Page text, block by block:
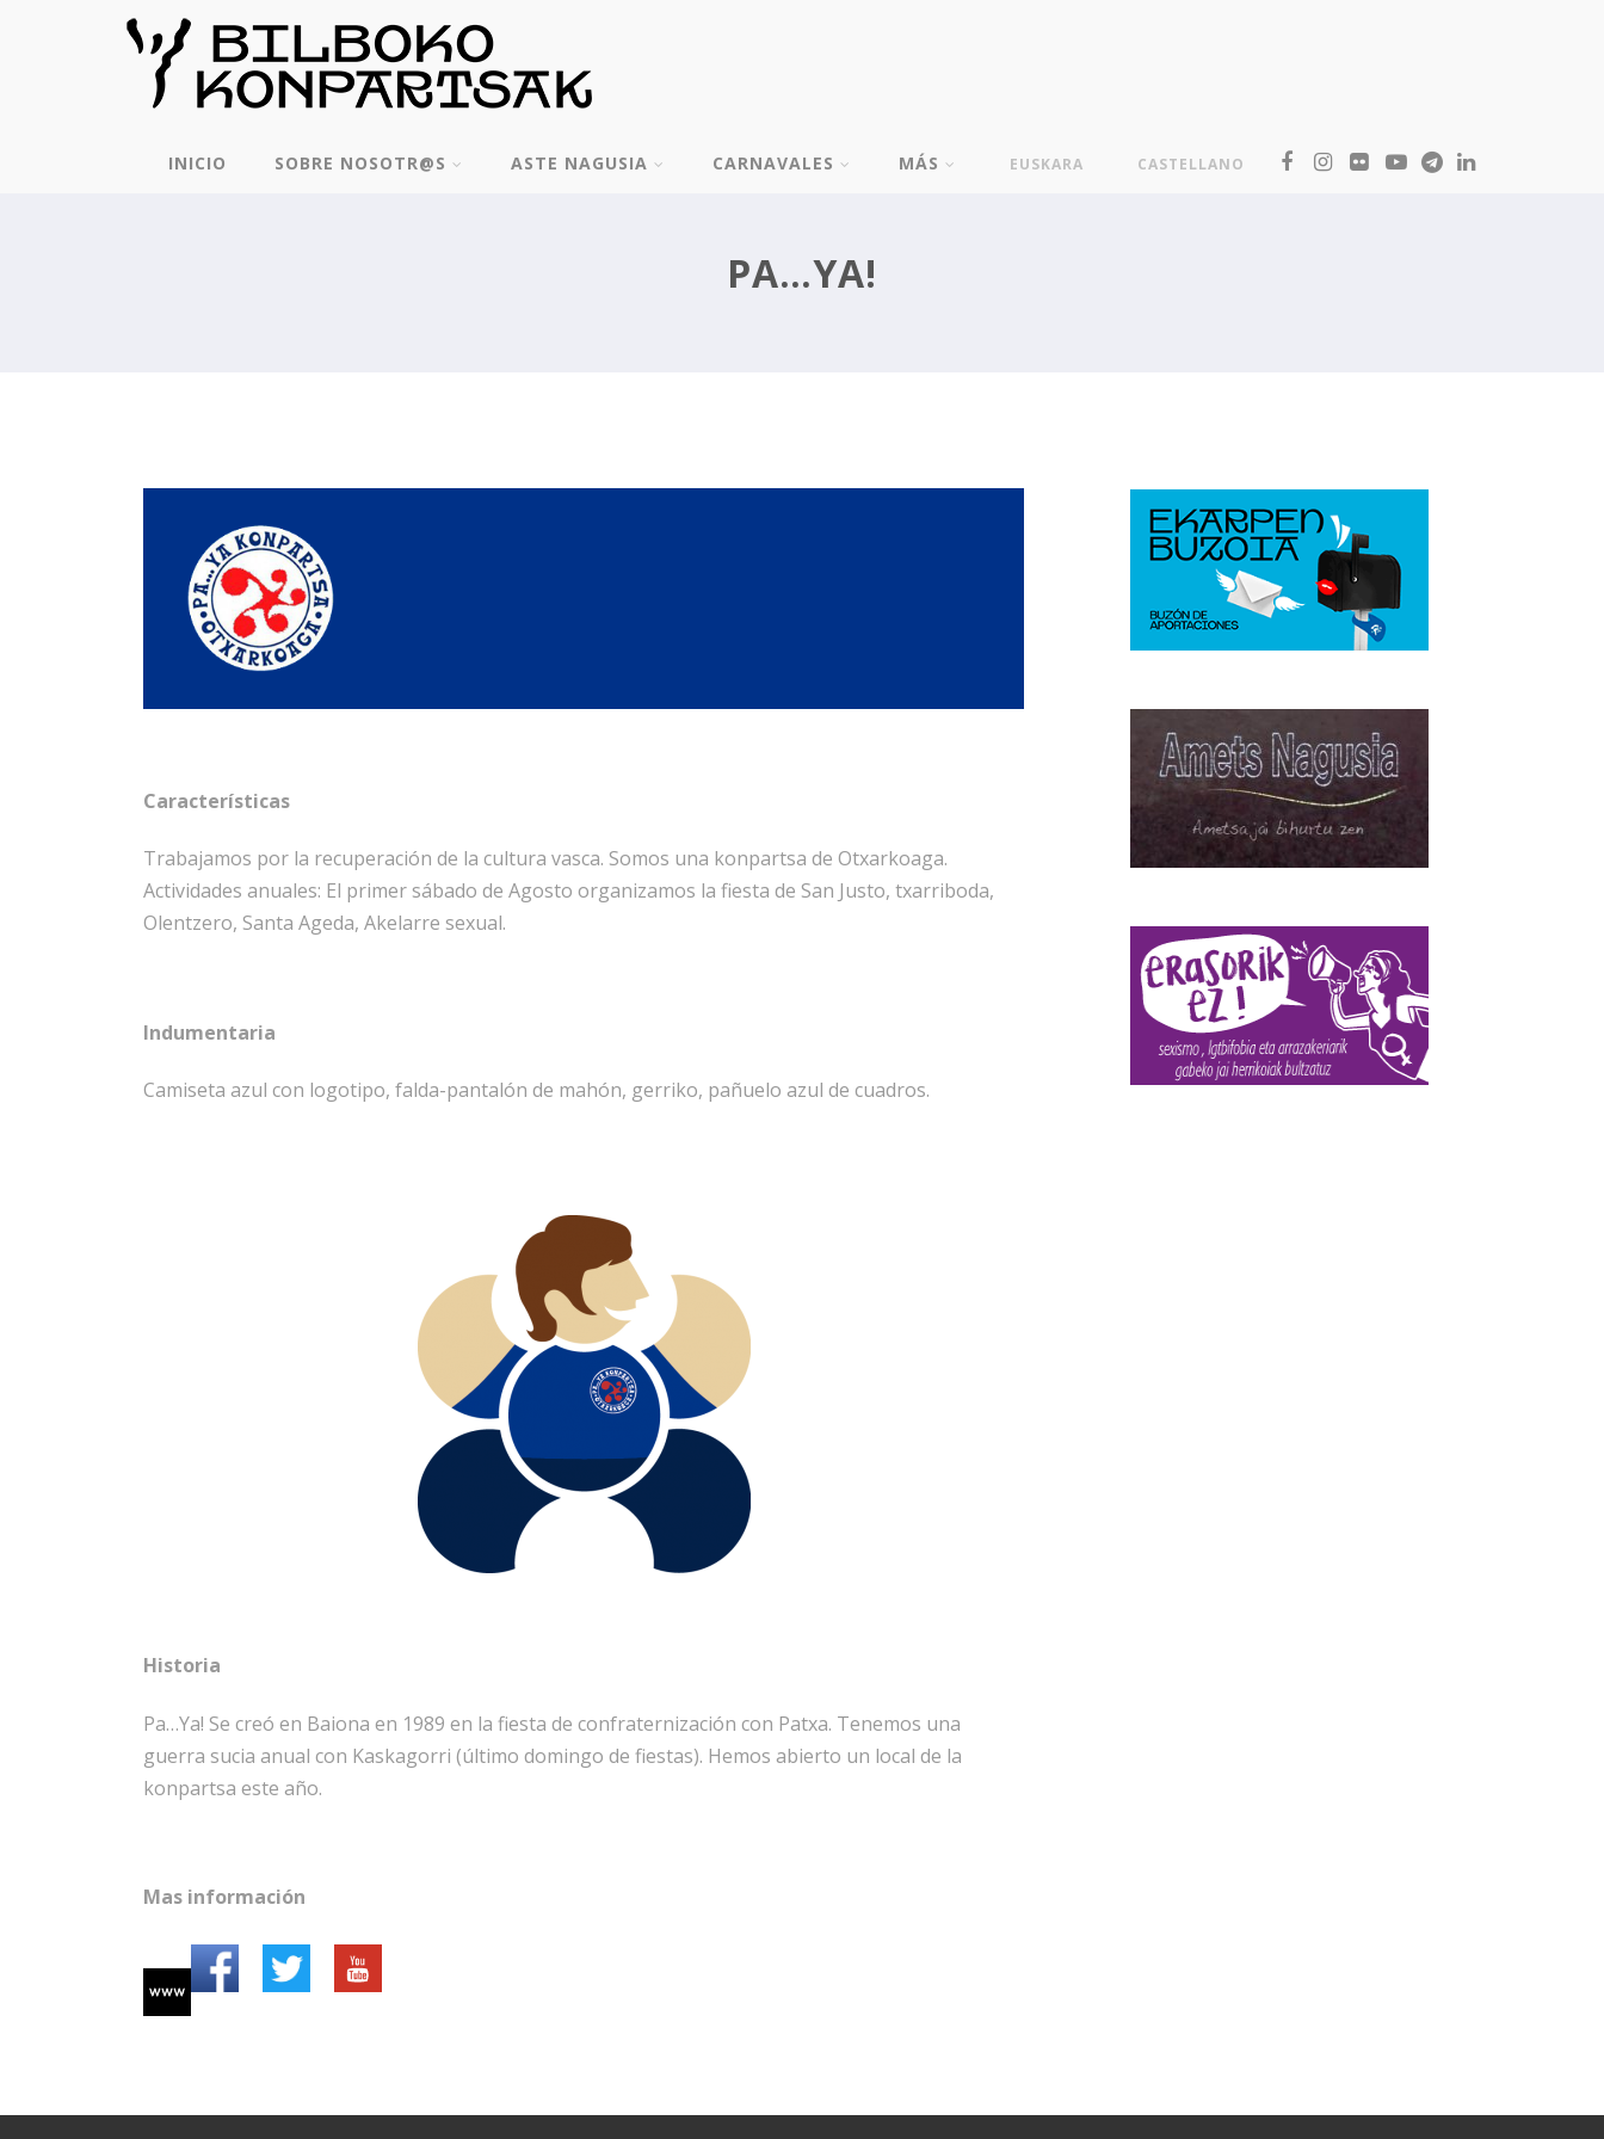
INICIO SOBRE NOSOTR@S ASTE NAGUSIA CARNAVALES MÁS EUSKARA CASTELLANO
PA…YA!
Características
Trabajamos por la recuperación de la cultura vasca. Somos una konpartsa de Otxarkoaga.
Actividades anuales: El primer sábado de Agosto organizamos la fiesta de San Justo, txarriboda,
Olentzero, Santa Ageda, Akelarre sexual.
Indumentaria
Camiseta azul con logotipo, falda-pantalón de mahón, gerriko, pañuelo azul de cuadros.
Historia
Pa…Ya! Se creó en Baiona en 1989 en la fiesta de confraternización con Patxa. Tenemos una
guerra sucia anual con Kaskagorri (último domingo de fiestas). Hemos abierto un local de la
konpartsa este año.
Mas información